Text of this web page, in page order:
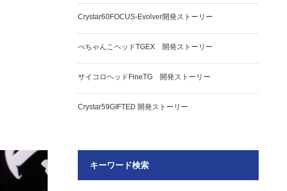
Crystar60FOCUS-Evolver開発ストーリー
ぺちゃんこヘッドTGEX 開発ストーリー
サイコロヘッドFineTG 開発ストーリー
Crystar59GIFTED 開発ストーリー
キーワード検索